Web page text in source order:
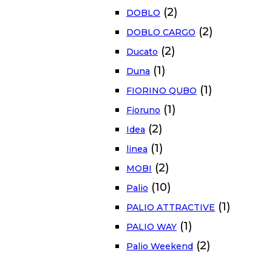
DOBLO (2)
DOBLO CARGO (2)
Ducato (2)
Duna (1)
FIORINO QUBO (1)
Fioruno (1)
Idea (2)
linea (1)
MOBI (2)
Palio (10)
PALIO ATTRACTIVE (1)
PALIO WAY (1)
Palio Weekend (2)